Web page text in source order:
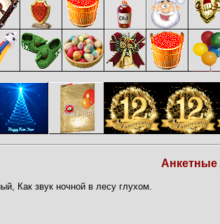
Как звук ночной в лесу глухом.